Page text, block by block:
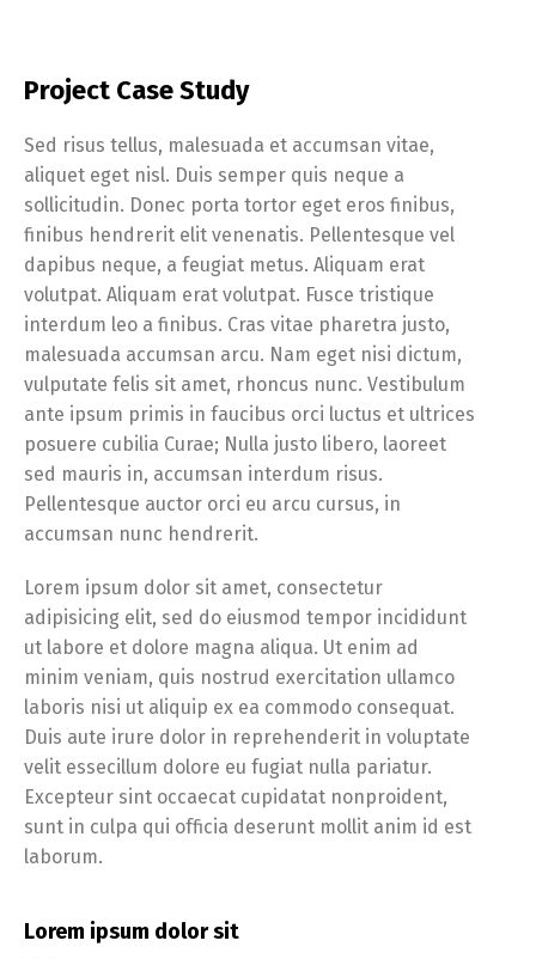
Project Case Study
Sed risus tellus, malesuada et accumsan vitae,
aliquet eget nisl. Duis semper quis neque a
sollicitudin. Donec porta tortor eget eros finibus,
finibus hendrerit elit venenatis. Pellentesque vel
dapibus neque, a feugiat metus. Aliquam erat
volutpat. Aliquam erat volutpat. Fusce tristique
interdum leo a finibus. Cras vitae pharetra justo,
malesuada accumsan arcu. Nam eget nisi dictum,
vulputate felis sit amet, rhoncus nunc. Vestibulum
ante ipsum primis in faucibus orci luctus et ultrices
posuere cubilia Curae; Nulla justo libero, laoreet
sed mauris in, accumsan interdum risus.
Pellentesque auctor orci eu arcu cursus, in
accumsan nunc hendrerit.
Lorem ipsum dolor sit amet, consectetur
adipisicing elit, sed do eiusmod tempor incididunt
ut labore et dolore magna aliqua. Ut enim ad
minim veniam, quis nostrud exercitation ullamco
laboris nisi ut aliquip ex ea commodo consequat.
Duis aute irure dolor in reprehenderit in voluptate
velit essecillum dolore eu fugiat nulla pariatur.
Excepteur sint occaecat cupidatat nonproident,
sunt in culpa qui officia deserunt mollit anim id est
laborum.
Lorem ipsum dolor sit